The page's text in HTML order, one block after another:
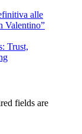
alle
Valentino”
Trust,
fields are